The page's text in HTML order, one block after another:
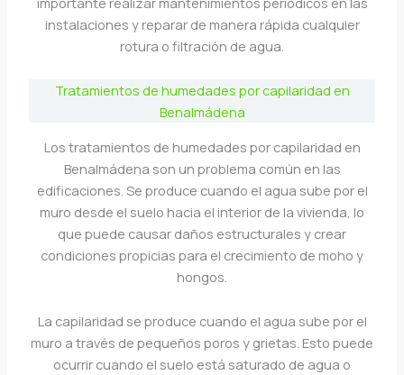
instalaciones y reparar de manera rápida cualquier
rotura o filtración de agua.
Tratamientos de humedades por capilaridad en
Benalmádena
Los tratamientos de humedades por capilaridad en
Benalmádena son un problema común en las
edificaciones. Se produce cuando el agua sube por el
muro desde el suelo hacia el interior de la vivienda, lo
que puede causar daños estructurales y crear
condiciones propicias para el crecimiento de moho y
hongos.
La capilaridad se produce cuando el agua sube por el
muro a través de pequeños poros y grietas. Esto puede
ocurrir cuando el suelo está saturado de agua o